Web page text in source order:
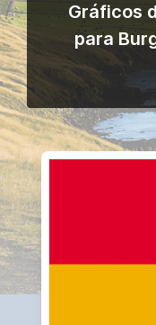
Gráficos
para